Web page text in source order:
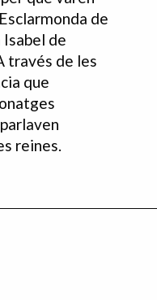
de
de
través de les
que
reines.